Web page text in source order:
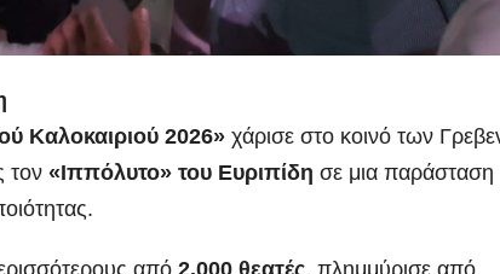
Καλοκαιριού 2026» χάρισε στο κοινό των
τον «Ιππόλυτο» του Ευριπίδη σε μια παράσταση